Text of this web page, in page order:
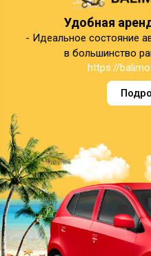
Удобная
- Идеальное состояние
в большинство
https://